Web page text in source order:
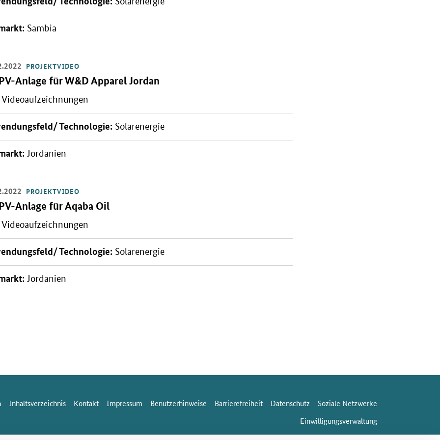
Sambia
Referenzprojekt W&D Apparel Jordan
PROJEKTVIDEO
Anlage für W&D Apparel Jordan
Videoaufzeichnungen
Technologie: Solarenergie
Jordanien
Titelbild
PROJEKTVIDEO
Anlage für Aqaba Oil
Videoaufzeichnungen
Technologie: Solarenergie
Jordanien
Inhaltsverzeichnis Kontakt Impressum Benutzerhinweise Barrierefreiheit Datenschutz
Soziale Netzwerke
Einwilligungsverwaltung